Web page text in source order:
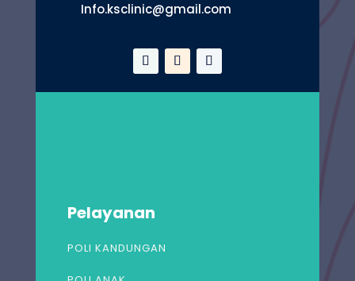
Info.ksclinic@gmail.com
Pelayanan
POLI KANDUNGAN